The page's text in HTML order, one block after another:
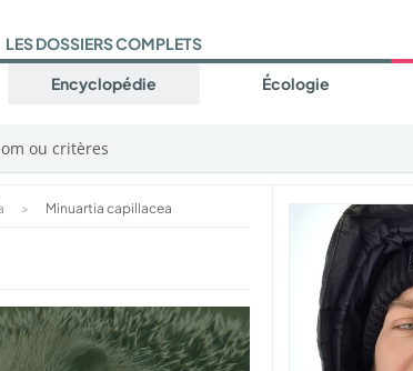
LES DOSSIERS COMPLETS
Encyclopédie Écologie
ou critères
> Minuartia capillacea